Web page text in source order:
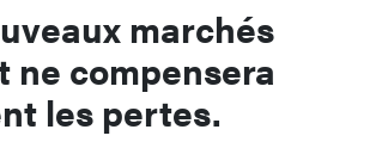
marchés
ne compensera
les pertes.